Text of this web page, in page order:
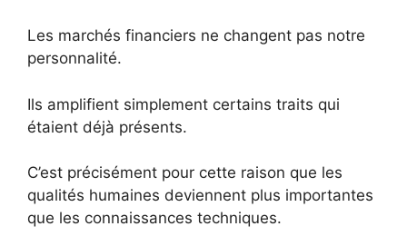
Les marchés financiers ne changent pas notre
personnalité.
Ils amplifient simplement certains traits qui
étaient déjà présents.
C’est précisément pour cette raison que les
qualités humaines deviennent plus importantes
que les connaissances techniques.